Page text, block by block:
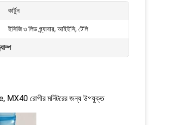
কার্টুন
ইসিজি ৩ লিড গ্র্যাবার, আইইসি, টেলি
MX40 রোগীর মনিটরের জন্য উপযুক্ত